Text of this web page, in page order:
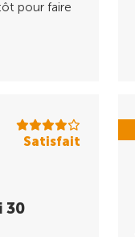
pour faire
Satisfait
30